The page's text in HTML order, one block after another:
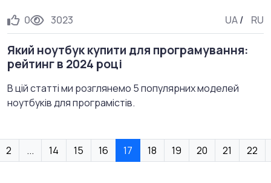
0 3023 UA/ RU
Який ноутбук купити для програмування:
рейтинг в 2024 році
В цій статті ми розглянемо 5 популярних моделей
ноутбуків для програмістів.
2 ... 14 15 16 17 18 19 20 21 22